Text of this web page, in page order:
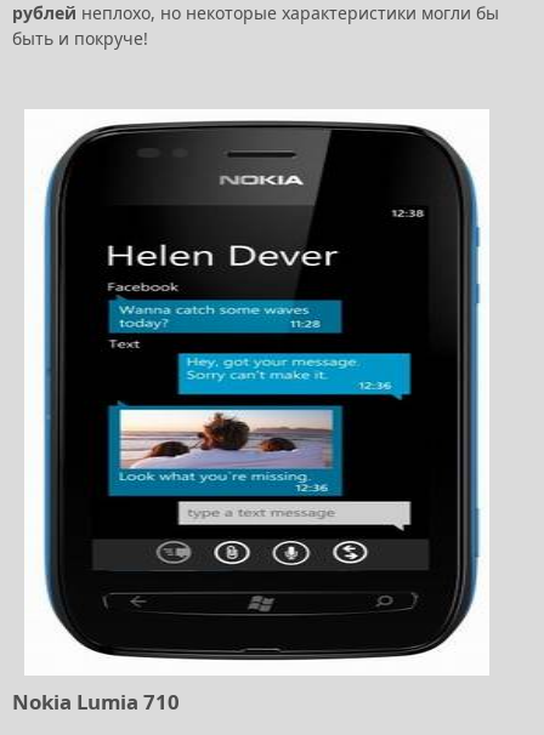
рублей неплохо, но некоторые характеристики могли бы
быть и покруче!
Nokia Lumia 710